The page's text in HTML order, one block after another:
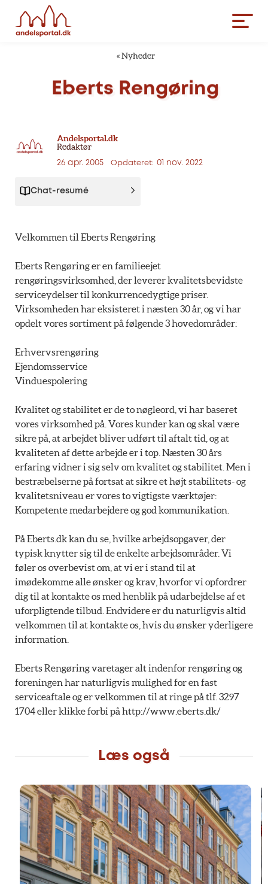
« Nyheder
Eberts Rengøring
Andelsportal.dk
Redaktør
26 apr. 2005 Opdateret: 01 nov. 2022
Chat-resumé
Velkommen til Eberts Rengøring
Eberts Rengøring er en familieejet
rengøringsvirksomhed, der leverer kvalitetsbevidste
serviceydelser til konkurrencedygtige priser.
Virksomheden har eksisteret i næsten 30 år, og vi har
opdelt vores sortiment på følgende 3 hovedområder:
Erhvervsrengøring
Ejendomsservice
Vinduespolering
Kvalitet og stabilitet er de to nøgleord, vi har baseret
vores virksomhed på. Vores kunder kan og skal være
sikre på, at arbejdet bliver udført til aftalt tid, og at
kvaliteten af dette arbejde er i top. Næsten 30 års
erfaring vidner i sig selv om kvalitet og stabilitet. Men i
bestræbelserne på fortsat at sikre et højt stabilitets- og
kvalitetsniveau er vores to vigtigste værktøjer:
Kompetente medarbejdere og god kommunikation.
På Eberts.dk kan du se, hvilke arbejdsopgaver, der
typisk knytter sig til de enkelte arbejdsområder. Vi
føler os overbevist om, at vi er i stand til at
imødekomme alle ønsker og krav, hvorfor vi opfordrer
dig til at kontakte os med henblik på udarbejdelse af et
uforpligtende tilbud. Endvidere er du naturligvis altid
velkommen til at kontakte os, hvis du ønsker yderligere
information.
Eberts Rengøring varetager alt indenfor rengøring og
foreningen har naturligvis mulighed for en fast
serviceaftale og er velkommen til at ringe på tlf. 3297
1704 eller klikke forbi på http://www.eberts.dk/
Læs også